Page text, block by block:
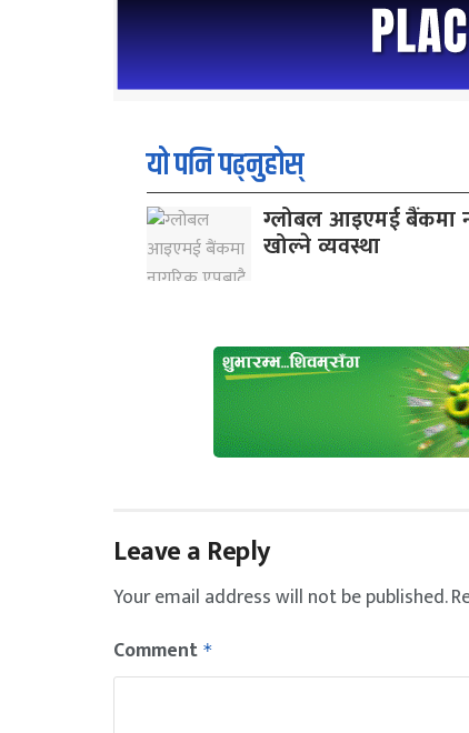
यो पनि पढ्नुहोस्
ग्लोबल आइएमई बैंकमा
खोल्ने व्यवस्था
Leave a Reply
Your email address will not be published.
Comment *